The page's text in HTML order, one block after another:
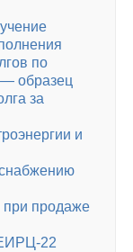
по
образец
за
и
при продаже
22